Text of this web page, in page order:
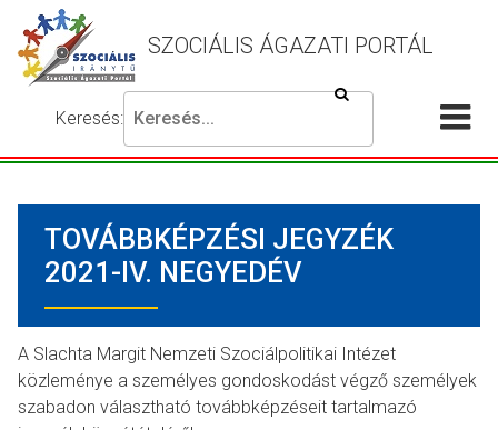
SZOCIÁLIS ÁGAZATI PORTÁL
Keresés:
Írja
be
keresni
kívánt
kifejezést,
meg
keresés
gombot.
Keresés
beállítások
TOVÁBBKÉPZÉSI JEGYZÉK
2021-IV. NEGYEDÉV
A Slachta Margit Nemzeti Szociálpolitikai Intézet
közleménye a személyes gondoskodást végző személyek
szabadon választható továbbképzéseit tartalmazó